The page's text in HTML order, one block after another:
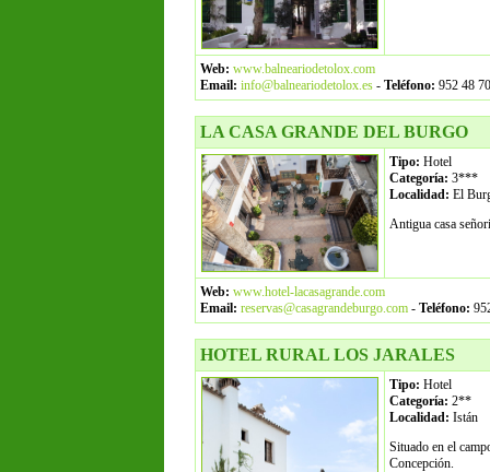
Web: www.balneariodetolox.com
Email: info@balneariodetolox.es -Teléfono: 952 48
LA CASA GRANDE DEL BURGO
Tipo: Hotel
Categoría: 3***
Localidad: El
Antigua casa
Web: www.hotel-lacasagrande.com
Email: reservas@casagrandeburgo.com -Teléfono:
HOTEL RURAL LOS JARALES
Tipo: Hotel
Categoría: 2**
Localidad: Istán
Situado en el
Concepción.